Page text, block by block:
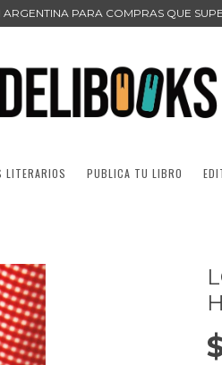
ARGENTINA PARA COMPRAS QUE
LITERARIOS PUBLICA TU LIBRO